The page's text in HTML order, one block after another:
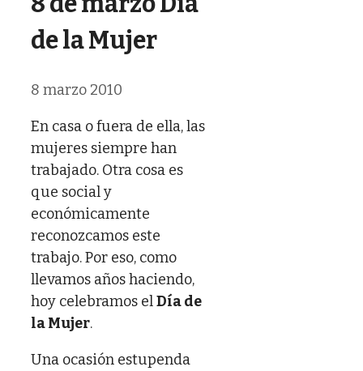
de la Mujer
8 marzo 2010
En casa o fuera de ella, las
mujeres siempre han
trabajado. Otra cosa es
que social y
económicamente
reconozcamos este
trabajo. Por eso, como
llevamos años haciendo,
hoy celebramos elDía de
la Mujer.
Una ocasión estupenda